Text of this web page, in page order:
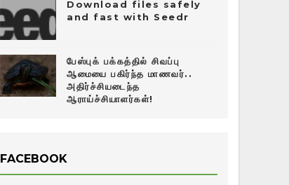
Download files safely
and fast with Seedr
பேஸ்புக் பக்கத்தில் சிவப்பு
ஆமையை பகிர்ந்த மாணவர்..
அதிர்ச்சியடைந்த
ஆராய்ச்சியாளர்கள்!
FACEBOOK